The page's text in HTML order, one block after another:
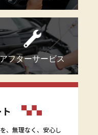
アフターサービス
、無理なく、安心し